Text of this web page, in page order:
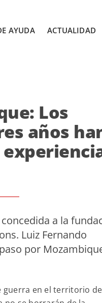
AYUDA ACTUALIDAD
Los
años
a la
Luiz Fernando
por
guerra en el territorio